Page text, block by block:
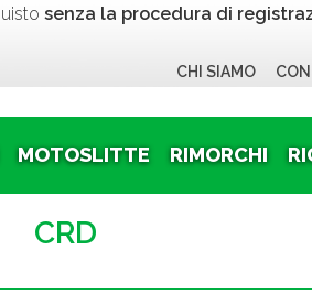
senza la procedura di
CHI SIAMO
MOTOSLITTE RIMORCHI
CRD